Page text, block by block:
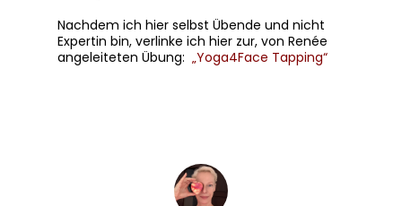
Nachdem ich hier selbst Übende und nicht
Expertin bin, verlinke ich hier zur, von Renée
angeleiteten Übung: „Yoga4Face Tapping“